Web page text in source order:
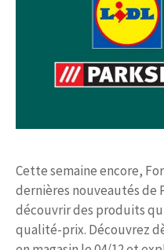
Cette semaine encore,
dernières nouveautés de
découvrir des produits
qualité-prix. Découvrez